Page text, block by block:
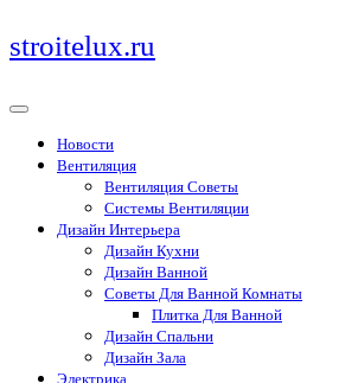
Перейти
к
stroitelux.ru
Новости
Вентиляция
Вентиляция Советы
Системы Вентиляции
Дизайн Интерьера
Дизайн Кухни
Дизайн Ванной
Советы Для Ванной Комнаты
Плитка Для Ванной
Дизайн Спальни
Дизайн Зала
Электрика